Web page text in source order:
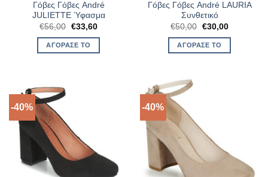
Γόβες Γόβες André
JULIETTE Ύφασμα
€56,00 Original
price
was:
€56,00.
€33,60Η
τιμή
ΑΓΌΡΑΣΈ ΤΟ
Γόβες Γόβες André LAURIA
Συνθετικό
€50,00 Original
price
was:
€50,00.
€30,00Η
τιμή
ΑΓΌΡΑΣΈ ΤΟ
-40% -40%